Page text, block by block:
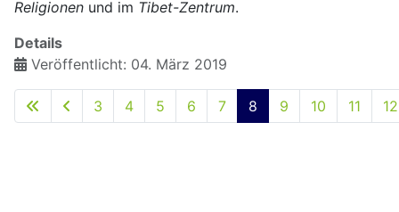
Religionen und im Tibet-Zentrum.
Details
Veröffentlicht: 04. März 2019
Seite 8 von 15
3 4 5 6 7 8 9 10 11 12